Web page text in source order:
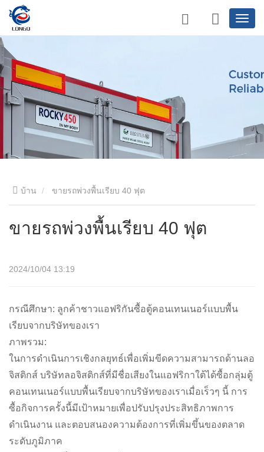
บ้าน ขายรถพ่วงพื้นเรียบ 40 ฟุต
ขายรถพ่วงพื้นเรียบ 40 ฟุต
2024/10/04 13:19
กรณีศึกษา: ลูกค้าชาวแอฟริกันซื้อตู้คอนเทนเนอร์แบบพื้น
เรียบจากบริษัทของเรา
ภาพรวม:
ในการดำเนินการเชิงกลยุทธ์เพื่อเพิ่มขีดความสามารถด้านลอ
จิสติกส์ บริษัทลอจิสติกส์ที่มีชื่อเสียงในแอฟริกาใต้ได้ซื้อกลุ่มตู้
คอนเทนเนอร์แบบพื้นเรียบจากบริษัทของเราเมื่อเร็วๆ นี้ การ
ซื้อกิจการครั้งนี้มีเป้าหมายเพื่อปรับปรุงประสิทธิภาพการ
ดำเนินงาน และตอบสนองความต้องการที่เพิ่มขึ้นของตลาด
ระดับภูมิภาค